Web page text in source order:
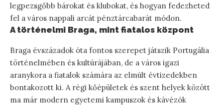
legpezsgőbb bárokat és klubokat, és hogyan fedezheted
fel a város nappali arcát pénztárcabarát módon.
A történelmi Braga, mint fiatalos központ
Braga évszázadok óta fontos szerepet játszik Portugália
történelmében és kultúrájában, de a város igazi
aranykora a fiatalok számára az elmúlt évtizedekben
bontakozott ki. A régi kőépületek és szent helyek között
ma már modern egyetemi kampuszok és kávézók